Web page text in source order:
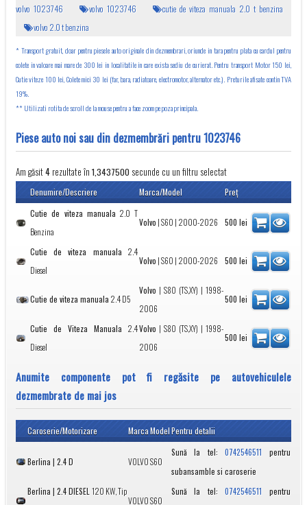
volvo 1023746
volvo 1023746
cutie de viteza manuala 2.0 t benzina
volvo 2.0 t benzina
* Transport gratuit, doar pentru piesele auto originale din dezmembrari, oriunde in tara pentru plata cu cardul pentru
colete in valoare mai mare de 300 lei in localitatile in care exista sediu de curierat. Pentru transport Motor 150 lei,
Cutie viteze 100 lei, Colete mici 30 lei (far, bara, radiatoare, electromotor, alternator etc.). Preturile afisate contin TVA
19%.
** Utilizati rotita de scroll de la mouse pentru a face zoom pe poza principala.
Piese auto noi sau din dezmembrări pentru 1023746
Am găsit4rezultate în 1,3437500 secunde cu un filtru selectat
Denumire/Descriere Marca/Model
Preţ
Cutie de viteza manuala 2.0 T
Benzina
Volvo |S60 | 2000-2026 500 lei
Cutie de viteza manuala 2.4
Diesel
Volvo |S60 | 2000-2026 500 lei
Cutie de viteza manuala 2.4 D5
Volvo | S80 (TS,XY) | 1998-
2006
500 lei
Cutie de Viteza Manuala 2.4
Diesel
Volvo | S80 (TS,XY) | 1998-
2006
500 lei
Anumite componente pot fi regăsite pe autovehiculele
dezmembrate de mai jos
Caroserie/Motorizare MarcaModelPentru detalii
Berlina | 2.4 D VOLVOS60
Sună la tel:0742546511
pentru
subansamble si caroserie
Berlina | 2.4 DIESEL 120 KW, Tip
VOLVOS60
Sună la tel:0742546511
pentru